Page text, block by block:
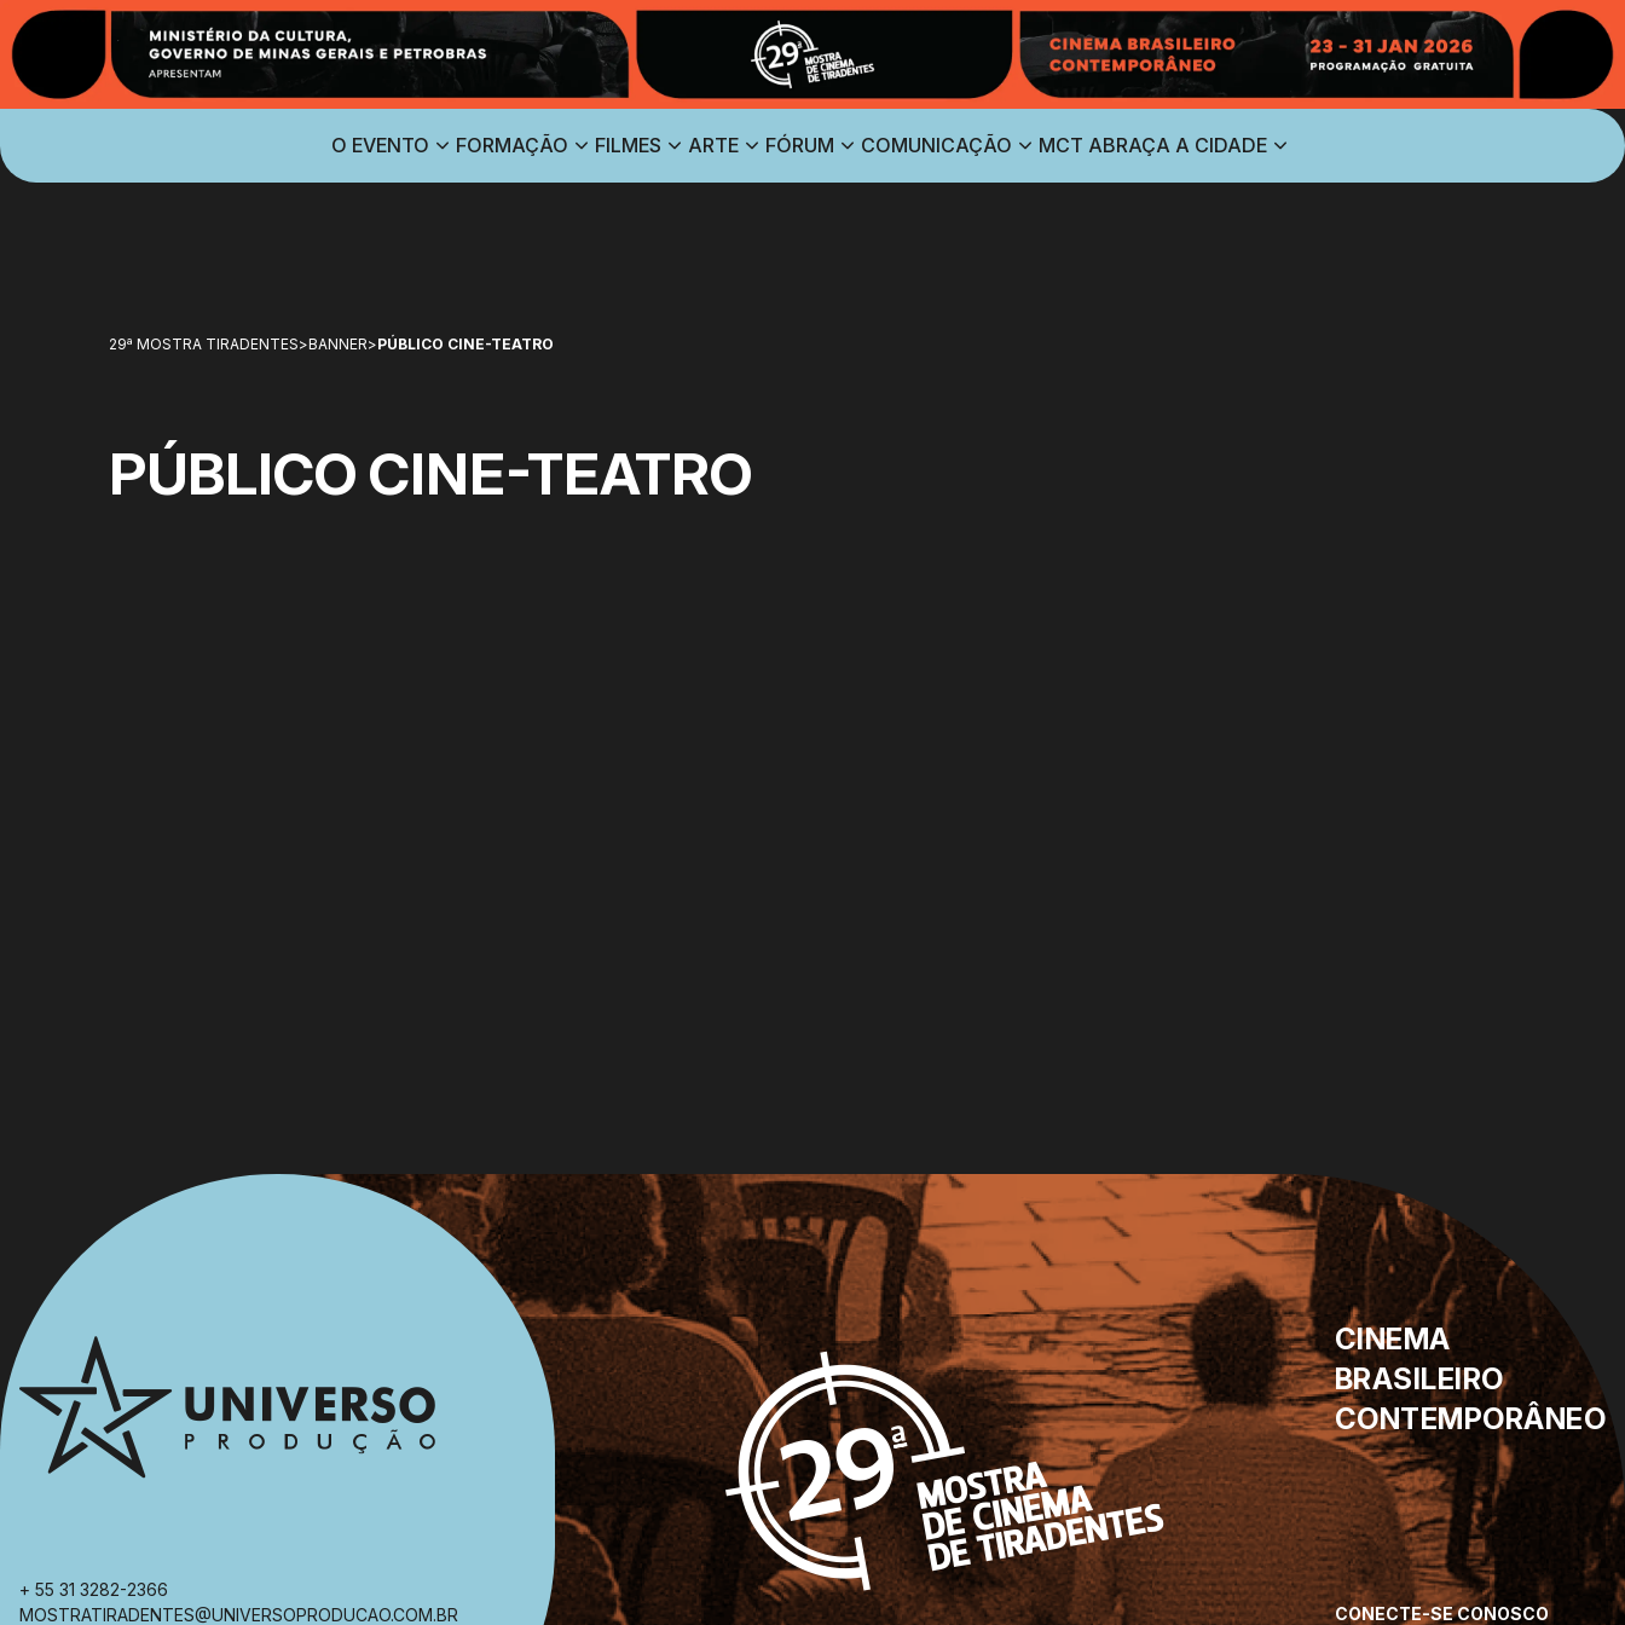
O EVENTO FORMAÇÃO FILMES ARTE FÓRUM COMUNICAÇÃO MCT ABRAÇA A CIDADE
29ª MOSTRA TIRADENTES>BANNER>PÚBLICO CINE-TEATRO
PÚBLICO CINE-TEATRO
+ 55 31 3282-2366
MOSTRATIRADENTES@UNIVERSOPRODUCAO.COM.BR
CONECTE-SE CONOSCO
CINEMA
BRASILEIRO
CONTEMPORÂNEO